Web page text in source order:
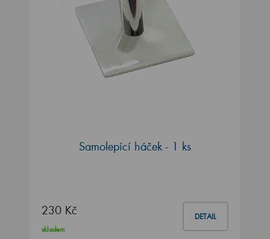
Samolepící háček - 1 ks
230 Kč DETAIL
skladem